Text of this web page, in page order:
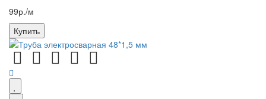
99р./м
Купить